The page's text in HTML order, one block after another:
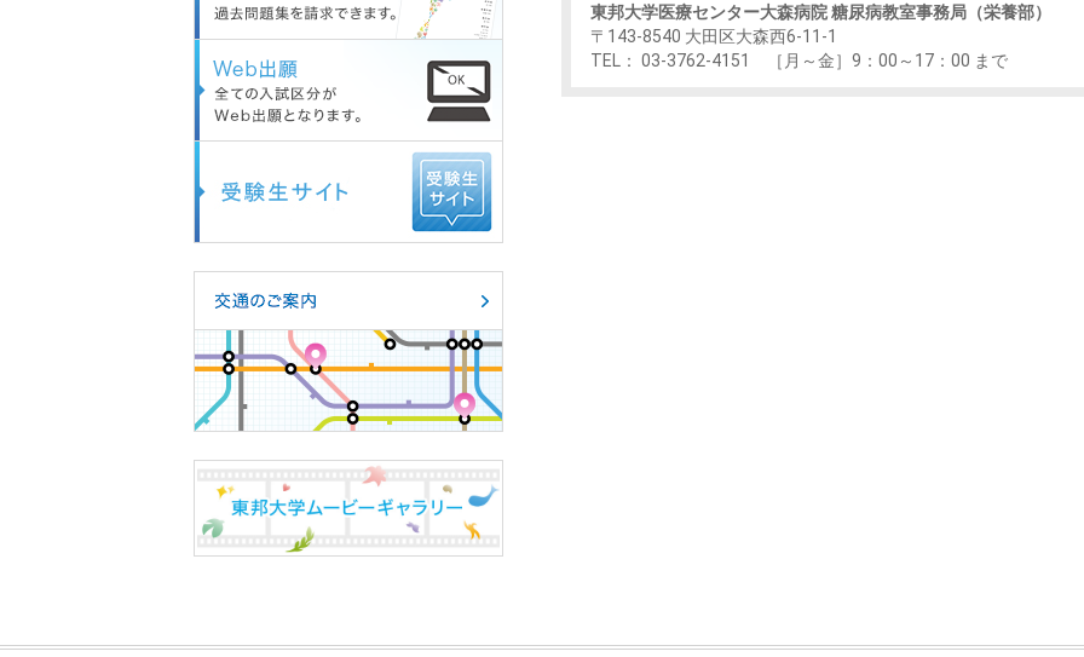
東邦大学医療センター大森病院 糖尿病教室事務局（栄養部）
〒143-8540 大田区大森西6-11-1
TEL： 03-3762-4151 ［月～金］9：00～17：00 まで